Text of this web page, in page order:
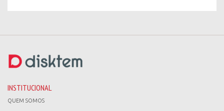
INSTITUCIONAL
QUEM SOMOS